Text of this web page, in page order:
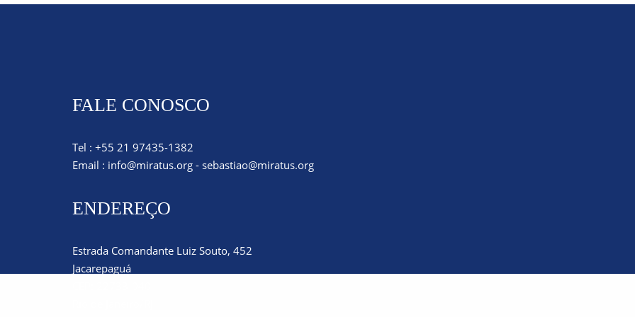
FALE CONOSCO
Tel : +55 21 97435-1382
Email : info@miratus.org - sebastiao@miratus.org
ENDEREÇO
Estrada Comandante Luiz Souto, 452
Jacarepaguá